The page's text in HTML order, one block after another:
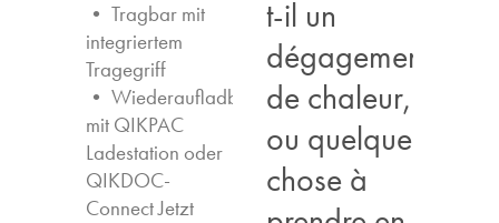
• Tragbar mit
integriertem
Tragegriff
• Wiederaufladbar
mit QIKPAC
Ladestation oder
QIKDOC-
Connect Jetzt
t-il un
dégagement
de chaleur,
ou quelque
chose à